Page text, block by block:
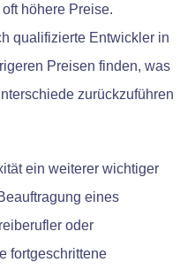
höhere Preise.
qualifizierte Entwickler in
Preisen finden, was
zurückzuführen
ein weiterer wichtiger
eines
oder
fortgeschrittene